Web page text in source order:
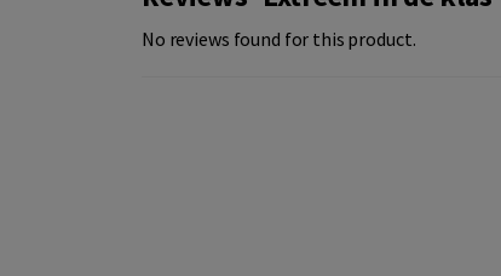
No reviews found for this product.